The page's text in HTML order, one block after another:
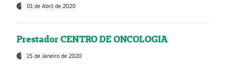
01 de Abril de 2020
Prestador CENTRO DE ONCOLOGIA
15 de Janeiro de 2020